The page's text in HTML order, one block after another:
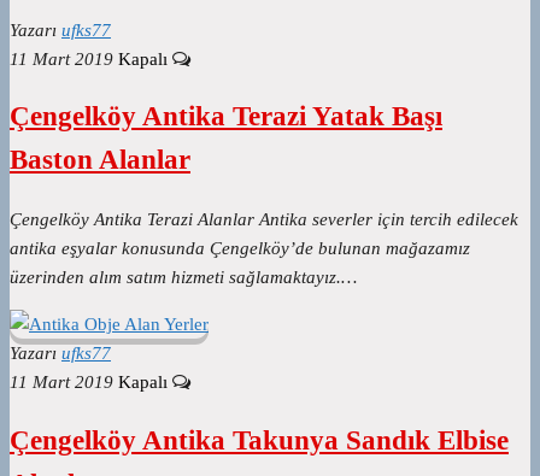
Yazarı ufks77
11 Mart 2019 Kapalı
Çengelköy Antika Terazi Yatak Başı
Baston Alanlar
Çengelköy Antika Terazi Alanlar Antika severler için tercih edilecek
antika eşyalar konusunda Çengelköy’de bulunan mağazamız
üzerinden alım satım hizmeti sağlamaktayız.…
Yazarı ufks77
11 Mart 2019 Kapalı
Çengelköy Antika Takunya Sandık Elbise